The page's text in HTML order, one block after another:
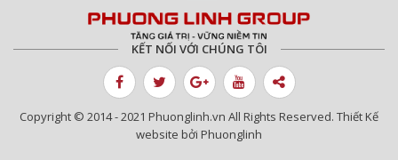
KẾT NỐI VỚI CHÚNG TÔI
Copyright © 2014 - 2021 Phuonglinh.vn All Rights Reserved. Thiết Kế
website bởi Phuonglinh